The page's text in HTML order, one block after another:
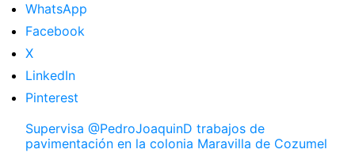
WhatsApp
Facebook
X
LinkedIn
Pinterest
Supervisa @PedroJoaquinD trabajos de
pavimentación en la colonia Maravilla de Cozumel